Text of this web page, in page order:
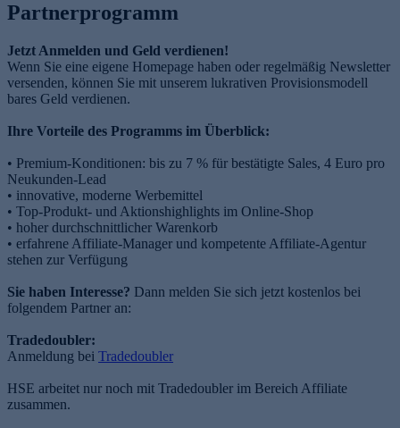
Partnerprogramm
Jetzt Anmelden und Geld verdienen!
Wenn Sie eine eigene Homepage haben oder regelmäßig Newsletter
versenden, können Sie mit unserem lukrativen Provisionsmodell
bares Geld verdienen.
Ihre Vorteile des Programms im Überblick:
• Premium-Konditionen: bis zu 7 % für bestätigte Sales, 4 Euro pro
Neukunden-Lead
• innovative, moderne Werbemittel
• Top-Produkt- und Aktionshighlights im Online-Shop
• hoher durchschnittlicher Warenkorb
• erfahrene Affiliate-Manager und kompetente Affiliate-Agentur
stehen zur Verfügung
Sie haben Interesse? Dann melden Sie sich jetzt kostenlos bei
folgendem Partner an:
Tradedoubler:
Anmeldung bei Tradedoubler
HSE arbeitet nur noch mit Tradedoubler im Bereich Affiliate
zusammen.